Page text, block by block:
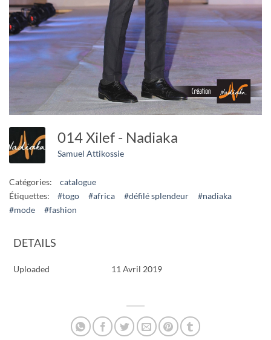
014 Xilef - Nadiaka
Samuel Attikossie
Catégories:
catalogue
Étiquettes:
#togo #africa #défilé splendeur
#nadiaka
#mode
#fashion
DETAILS
Uploaded 11 Avril 2019